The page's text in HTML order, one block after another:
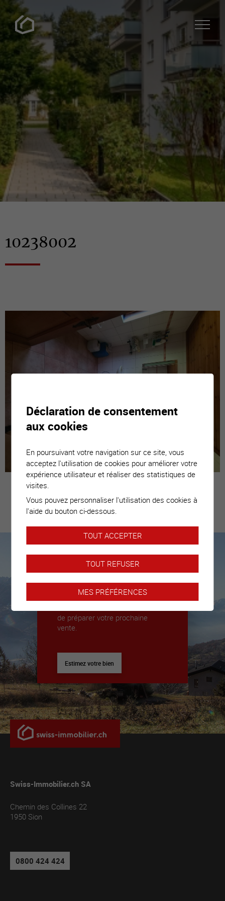
10238002
Estimez votre
bien
Nous sommes là pour vous
Nous déléguerons un expert pour
de préparer votre prochaine
vente.
Estimez votre bien
Swiss-Immobilier.ch SA
Chemin des Collines 22
1950 Sion
0800 424 424
Déclaration de consentement
aux cookies
En poursuivant votre navigation sur ce site, vous
acceptez l'utilisation de cookies pour améliorer votre
expérience utilisateur et réaliser des statistiques de
visites.
Vous pouvez personnaliser l'utilisation des cookies à
l'aide du bouton ci-dessous.
TOUT ACCEPTER
TOUT REFUSER
MES PRÉFÉRENCES